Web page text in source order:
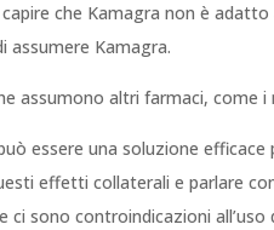
che Kamagra non è
assumere Kamagra.
assumono altri farmaci, come
essere una soluzione
effetti collaterali e parlare
ci sono controindicazioni